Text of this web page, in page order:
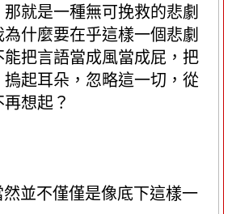
就是一種無可挽救的悲劇
什麼要在乎這樣一個悲劇
把言語當成風當成屁，把
起耳朵，忽略這一切，從
想起？
然並不僅僅是像底下這樣一